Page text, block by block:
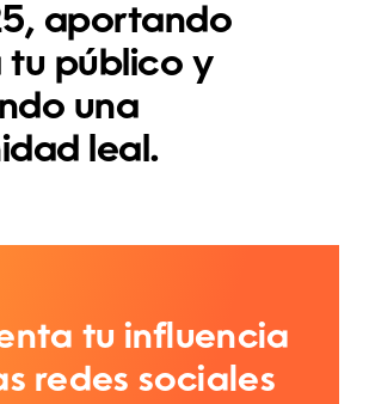
aportando
tu público y
una
leal.
tu influencia
redes sociales